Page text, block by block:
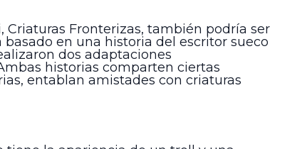
Fronterizas, también podría ser
en una historia del escritor sueco
dos adaptaciones
historias comparten ciertas
entablan amistades con criaturas